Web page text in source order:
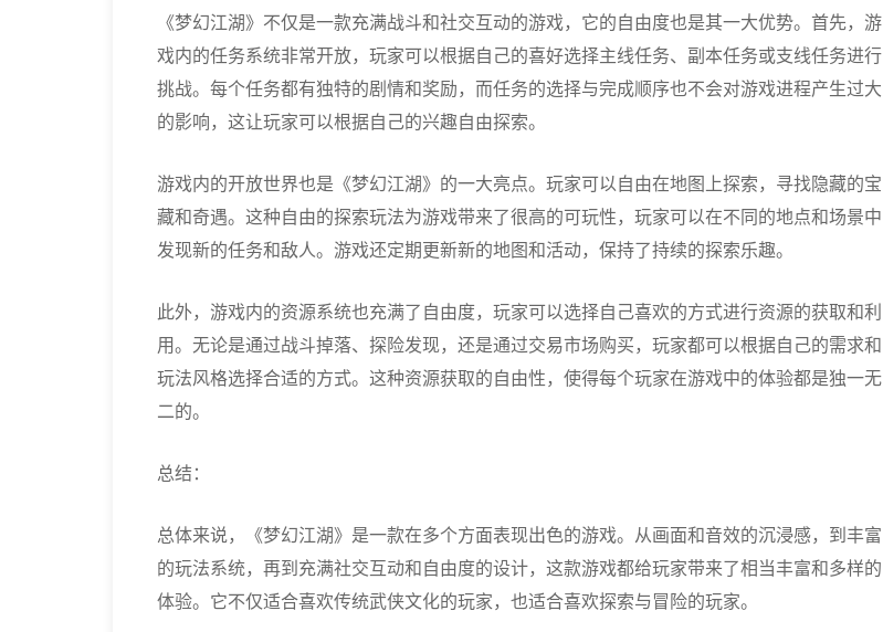
《梦幻江湖》不仅是一款充满战斗和社交互动的游戏，它的自由度也是其一大优势。首先，游
戏内的任务系统非常开放，玩家可以根据自己的喜好选择主线任务、副本任务或支线任务进行
挑战。每个任务都有独特的剧情和奖励，而任务的选择与完成顺序也不会对游戏进程产生过大
的影响，这让玩家可以根据自己的兴趣自由探索。
游戏内的开放世界也是《梦幻江湖》的一大亮点。玩家可以自由在地图上探索，寻找隐藏的宝
藏和奇遇。这种自由的探索玩法为游戏带来了很高的可玩性，玩家可以在不同的地点和场景中
发现新的任务和敌人。游戏还定期更新新的地图和活动，保持了持续的探索乐趣。
此外，游戏内的资源系统也充满了自由度，玩家可以选择自己喜欢的方式进行资源的获取和利
用。无论是通过战斗掉落、探险发现，还是通过交易市场购买，玩家都可以根据自己的需求和
玩法风格选择合适的方式。这种资源获取的自由性，使得每个玩家在游戏中的体验都是独一无
二的。
总结：
总体来说，《梦幻江湖》是一款在多个方面表现出色的游戏。从画面和音效的沉浸感，到丰富
的玩法系统，再到充满社交互动和自由度的设计，这款游戏都给玩家带来了相当丰富和多样的
体验。它不仅适合喜欢传统武侠文化的玩家，也适合喜欢探索与冒险的玩家。